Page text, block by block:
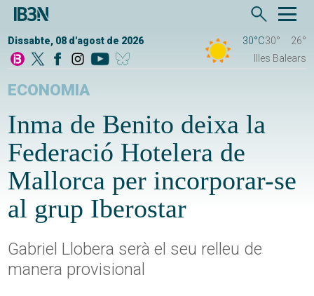
Dissabte, 08 d'agost de 2026 30°C30°
26°
Illes Balears
ECONOMIA
Inma de Benito deixa la
Federació Hotelera de
Mallorca per incorporar-se
al grup Iberostar
Gabriel Llobera serà el seu relleu de
manera provisional